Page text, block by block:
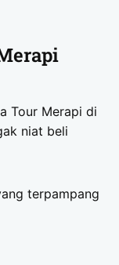
Tour Merapi di
niat beli
terpampang